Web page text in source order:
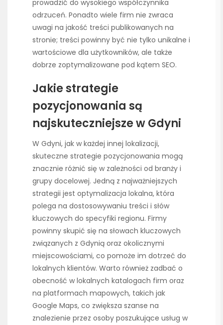
prowadzić do wysokiego współczynnika
odrzuceń. Ponadto wiele firm nie zwraca
uwagi na jakość treści publikowanych na
stronie; treści powinny być nie tylko unikalne i
wartościowe dla użytkowników, ale także
dobrze zoptymalizowane pod kątem SEO.
Jakie strategie
pozycjonowania są
najskuteczniejsze w Gdyni
W Gdyni, jak w każdej innej lokalizacji,
skuteczne strategie pozycjonowania mogą
znacznie różnić się w zależności od branży i
grupy docelowej. Jedną z najważniejszych
strategii jest optymalizacja lokalna, która
polega na dostosowywaniu treści i słów
kluczowych do specyfiki regionu. Firmy
powinny skupić się na słowach kluczowych
związanych z Gdynią oraz okolicznymi
miejscowościami, co pomoże im dotrzeć do
lokalnych klientów. Warto również zadbać o
obecność w lokalnych katalogach firm oraz
na platformach mapowych, takich jak
Google Maps, co zwiększa szanse na
znalezienie przez osoby poszukujące usług w